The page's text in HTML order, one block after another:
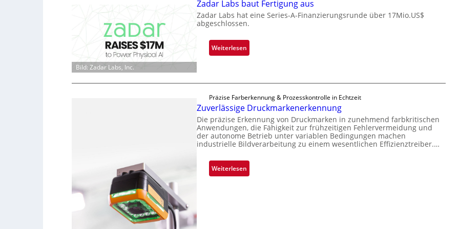
e
r
a
c
S
e
r
i
e
s
-
B
-
n
i
m
t
r
k
V
i
s
i
n
o
c
h
p
p
t
Ü
b
e
r
a
h
Bild: Zadar Labs, Inc.
Zadar Labs baut Fertigung aus
Zadar Labs hat eine Series-A-Finanzierungsrunde über 17Mio.US$
abgeschlossen.
Weiterlesen:
Z
r
L
a
b
s
u
Präzise Farberkennung & Prozesskontrolle in Echtzeit
Zuverlässige Druckmarkenerkennung
Die präzise Erkennung von Druckmarken in zunehmend farbkritischen
Anwendungen, die Fähigkeit zur frühzeitigen Fehlervermeidung und
der autonome Betrieb unter variablen Bedingungen machen
industrielle Bildverarbeitung zu einem wesentlichen Effizienztreiber.…
Weiterlesen:
Z